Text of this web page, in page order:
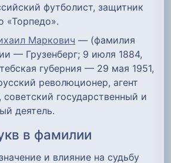
футболист, защитник
«Торпедо».
Маркович — (фамилия
— Грузенберг; 9 июля 1884,
губерния — 29 мая 1951,
революционер, агент
советский государственный и
деятель.
в фамилии
и влияние на судьбу